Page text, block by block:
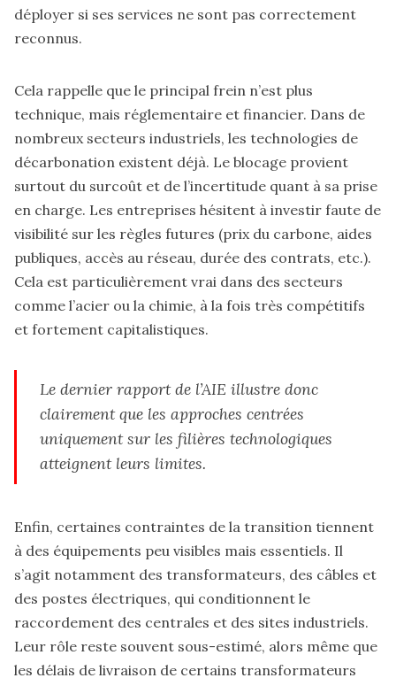
déployer si ses services ne sont pas correctement
reconnus.
Cela rappelle que le principal frein n’est plus
technique, mais réglementaire et financier. Dans de
nombreux secteurs industriels, les technologies de
décarbonation existent déjà. Le blocage provient
surtout du surcoût et de l’incertitude quant à sa prise
en charge. Les entreprises hésitent à investir faute de
visibilité sur les règles futures (prix du carbone, aides
publiques, accès au réseau, durée des contrats, etc.).
Cela est particulièrement vrai dans des secteurs
comme l’acier ou la chimie, à la fois très compétitifs
et fortement capitalistiques.
Le dernier rapport de l’AIE illustre donc
clairement que les approches centrées
uniquement sur les filières technologiques
atteignent leurs limites.
Enfin, certaines contraintes de la transition tiennent
à des équipements peu visibles mais essentiels. Il
s’agit notamment des transformateurs, des câbles et
des postes électriques, qui conditionnent le
raccordement des centrales et des sites industriels.
Leur rôle reste souvent sous-estimé, alors même que
les délais de livraison de certains transformateurs